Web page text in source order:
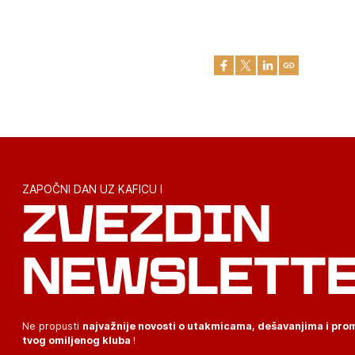
ZAPOČNI DAN UZ KAFICU I
ZVEZDIN
Ne propusti najvažnije novosti o utakmicama, dešavanjima i
tvog omiljenog kluba !